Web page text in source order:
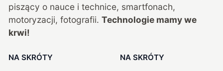
piszący o nauce i technice, smartfonach,
motoryzacji, fotografii. Technologie mamy we
krwi!
NA SKRÓTY NA SKRÓTY